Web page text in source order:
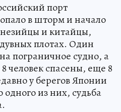
порт
в шторм и начало
и китайцы,
плотах. Один
пограничное судно, а
человек спасены, еще 8
у берегов Японии
из них, судьба